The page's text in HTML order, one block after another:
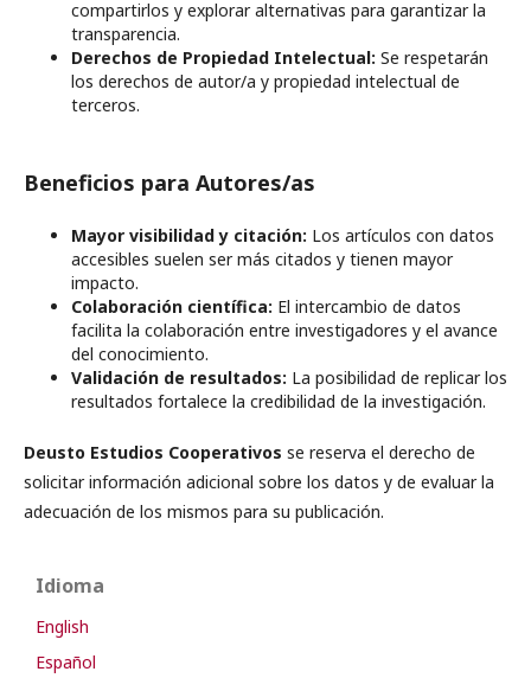
compartirlos y explorar alternativas para garantizar la
transparencia.
Derechos de Propiedad Intelectual: Se respetarán
los derechos de autor/a y propiedad intelectual de
terceros.
Beneficios para Autores/as
Mayor visibilidad y citación: Los artículos con datos
accesibles suelen ser más citados y tienen mayor
impacto.
Colaboración científica: El intercambio de datos
facilita la colaboración entre investigadores y el avance
del conocimiento.
Validación de resultados: La posibilidad de replicar los
resultados fortalece la credibilidad de la investigación.
Deusto Estudios Cooperativos se reserva el derecho de
solicitar información adicional sobre los datos y de evaluar la
adecuación de los mismos para su publicación.
Idioma
English
Español